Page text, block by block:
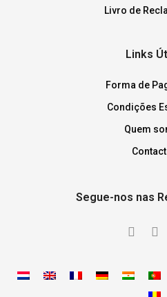
Livro de
Links
Forma de
Condições
Quem
Segue-nos nas